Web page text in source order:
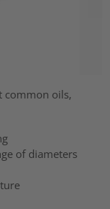
common oils,
of diameters